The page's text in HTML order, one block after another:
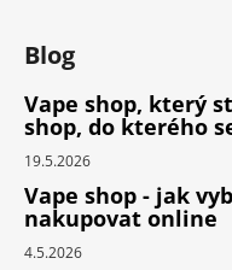
Blog
Vape shop, který
shop, do kterého
19.5.2026
Vape shop - jak
nakupovat online
4.5.2026